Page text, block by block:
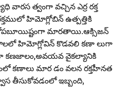
త్వంగా వచ్చిన ఎర్ర రక్త
హిమోగ్లోబిన్‌ ఉత్పత్తికి
మారతాయి.ఆక్సిజన్‌
హిమోగ్లోవిన్‌ కొడవలి కణా లుగా
వైకల్యానికి
కణాలు మార డం వలన రక్తహీనత
తీసుకోవడంలో ఇబ్బంది,